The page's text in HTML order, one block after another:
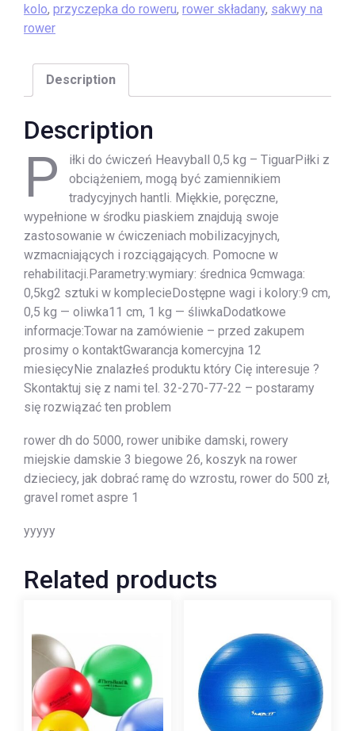
kolo, przyczepka do roweru, rower składany, sakwy na
rower
Description
Description
P
iłki do ćwiczeń Heavyball 0,5 kg – TiguarPiłki z
obciążeniem, mogą być zamiennikiem
tradycyjnych hantli. Miękkie, poręczne,
wypełnione w środku piaskiem znajdują swoje
zastosowanie w ćwiczeniach mobilizacyjnych,
wzmacniających i rozciągających. Pomocne w
rehabilitacji.Parametry:wymiary: średnica 9cmwaga:
0,5kg2 sztuki w komplecieDostępne wagi i kolory:9 cm,
0,5 kg — oliwka11 cm, 1 kg — śliwkaDodatkowe
informacje:Towar na zamówienie – przed zakupem
prosimy o kontaktGwarancja komercyjna 12
miesięcyNie znalazłeś produktu który Cię interesuje ?
Skontaktuj się z nami tel. 32-270-77-22 – postaramy
się rozwiązać ten problem
rower dh do 5000, rower unibike damski, rowery
miejskie damskie 3 biegowe 26, koszyk na rower
dzieciecy, jak dobrać ramę do wzrostu, rower do 500 zł,
gravel romet aspre 1
yyyyy
Related products